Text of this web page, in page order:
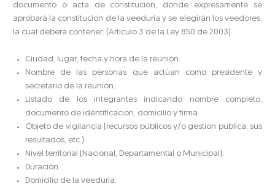
documento o acta de constitución, donde expresamente se
aprobará la constitución de la veeduría y se elegirán los veedores,
la cual deberá contener: (Artículo 3 de la Ley 850 de 2003)
Ciudad, lugar, fecha y hora de la reunión.
Nombre de las personas que actúan como presidente y
secretario de la reunión.
Listado de los integrantes indicando nombre completo,
documento de identificación, domicilio y firma.
Objeto de vigilancia (recursos públicos y/o gestión pública, sus
resultados, etc.).
Nivel territorial (Nacional, Departamental o Municipal).
Duración.
Domicilio de la veeduría.